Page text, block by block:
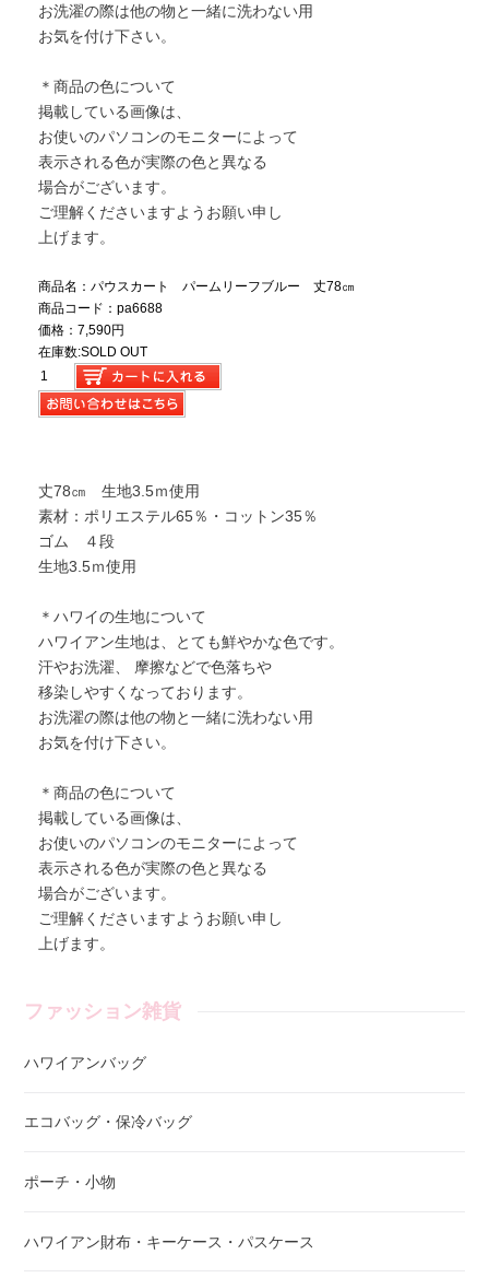
お洗濯の際は他の物と一緒に洗わない用
お気を付け下さい。
＊商品の色について
掲載している画像は、
お使いのパソコンのモニターによって
表示される色が実際の色と異なる
場合がございます。
ご理解くださいますようお願い申し
上げます。
商品名：パウスカート パームリーフブルー 丈78㎝
商品コード：pa6688
価格：7,590円
在庫数:SOLD OUT
丈78㎝ 生地3.5ｍ使用
素材：ポリエステル65％・コットン35％
ゴム ４段
生地3.5ｍ使用
＊ハワイの生地について
ハワイアン生地は、とても鮮やかな色です。
汗やお洗濯、 摩擦などで色落ちや
移染しやすくなっております。
お洗濯の際は他の物と一緒に洗わない用
お気を付け下さい。
＊商品の色について
掲載している画像は、
お使いのパソコンのモニターによって
表示される色が実際の色と異なる
場合がございます。
ご理解くださいますようお願い申し
上げます。
ファッション雑貨
ハワイアンバッグ
エコバッグ・保冷バッグ
ポーチ・小物
ハワイアン財布・キーケース・パスケース